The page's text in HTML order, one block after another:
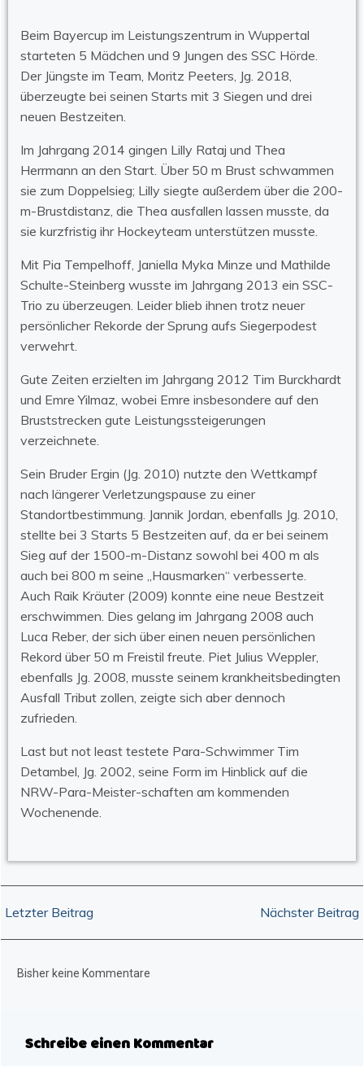
Beim Bayercup im Leistungszentrum in Wuppertal
starteten 5 Mädchen und 9 Jungen des SSC Hörde.
Der Jüngste im Team, Moritz Peeters, Jg. 2018,
überzeugte bei seinen Starts mit 3 Siegen und drei
neuen Bestzeiten.
Im Jahrgang 2014 gingen Lilly Rataj und Thea
Herrmann an den Start. Über 50 m Brust schwammen
sie zum Doppelsieg; Lilly siegte außerdem über die 200-
m-Brustdistanz, die Thea ausfallen lassen musste, da
sie kurzfristig ihr Hockeyteam unterstützen musste.
Mit Pia Tempelhoff, Janiella Myka Minze und Mathilde
Schulte-Steinberg wusste im Jahrgang 2013 ein SSC-
Trio zu überzeugen. Leider blieb ihnen trotz neuer
persönlicher Rekorde der Sprung aufs Siegerpodest
verwehrt.
Gute Zeiten erzielten im Jahrgang 2012 Tim Burckhardt
und Emre Yilmaz, wobei Emre insbesondere auf den
Bruststrecken gute Leistungssteigerungen
verzeichnete.
Sein Bruder Ergin (Jg. 2010) nutzte den Wettkampf
nach längerer Verletzungspause zu einer
Standortbestimmung. Jannik Jordan, ebenfalls Jg. 2010,
stellte bei 3 Starts 5 Bestzeiten auf, da er bei seinem
Sieg auf der 1500-m-Distanz sowohl bei 400 m als
auch bei 800 m seine „Hausmarken“ verbesserte.
Auch Raik Kräuter (2009) konnte eine neue Bestzeit
erschwimmen. Dies gelang im Jahrgang 2008 auch
Luca Reber, der sich über einen neuen persönlichen
Rekord über 50 m Freistil freute. Piet Julius Weppler,
ebenfalls Jg. 2008, musste seinem krankheitsbedingten
Ausfall Tribut zollen, zeigte sich aber dennoch
zufrieden.
Last but not least testete Para-Schwimmer Tim
Detambel, Jg. 2002, seine Form im Hinblick auf die
NRW-Para-Meister-schaften am kommenden
Wochenende.
Post
Letzter Beitrag Nächster Beitrag
Bisher keine Kommentare
Schreibe einen Kommentar